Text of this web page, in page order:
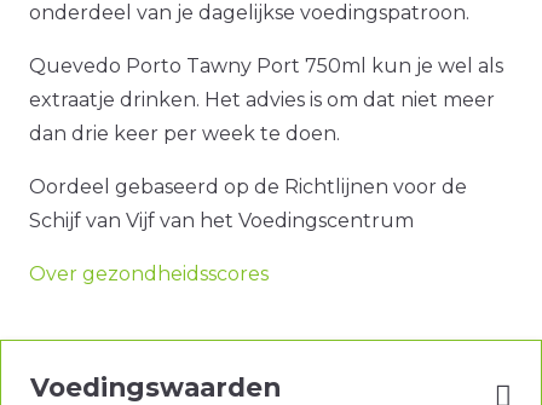
onderdeel van je dagelijkse voedingspatroon.
Quevedo Porto Tawny Port 750ml kun je wel als
extraatje drinken. Het advies is om dat niet meer
dan drie keer per week te doen.
Oordeel gebaseerd op de Richtlijnen voor de
Schijf van Vijf van het Voedingscentrum
Over gezondheidsscores
Voedingswaarden